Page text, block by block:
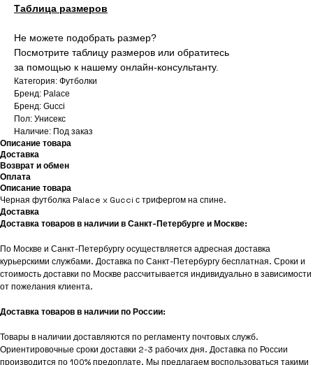
Таблица размеров
Не можете подобрать размер?
Посмотрите таблицу размеров или обратитесь
за помощью к нашему онлайн-консультанту.
Категория: Футболки
Бренд: Palace
Бренд: Gucci
Пол: Унисекс
Наличие: Под заказ
Описание товара
Доставка
Возврат и обмен
Оплата
Описание товара
Черная футболка Palace x Gucci с трифергом на спине.
Доставка
Доставка товаров в наличии в Санкт-Петербурге и Москве:
По Москве и Санкт-Петербургу осуществляется адресная доставка
курьерскими службами. Доставка по Санкт-Петербургу бесплатная. Сроки и
стоимость доставки по Москве рассчитывается индивидуально в зависимости
от пожелания клиента.
Доставка товаров в наличии по России:
Товары в наличии доставляются по регламенту почтовых служб.
Ориентировочные сроки доставки 2-3 рабочих дня. Доставка по России
производится по 100% предоплате. Мы предлагаем воспользоваться такими